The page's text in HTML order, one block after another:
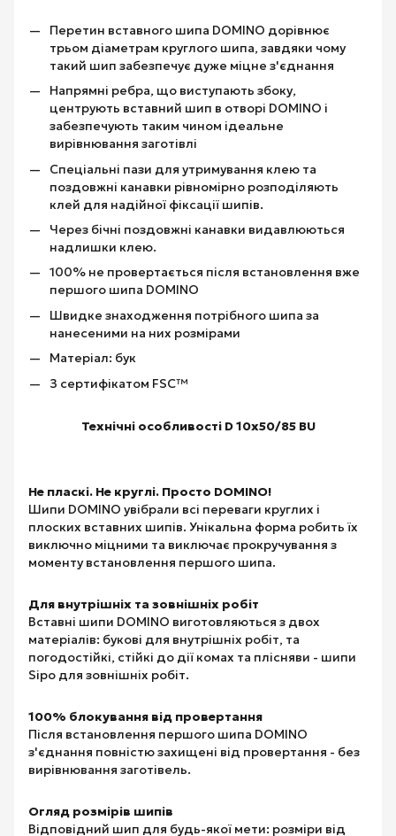
Перетин вставного шипа DOMINO дорівнює
трьом діаметрам круглого шипа, завдяки чому
такий шип забезпечує дуже міцне з'єднання
Напрямні ребра, що виступають збоку,
центрують вставний шип в отворі DOMINO і
забезпечують таким чином ідеальне
вирівнювання заготівлі
Спеціальні пази для утримування клею та
поздовжні канавки рівномірно розподіляють
клей для надійної фіксації шипів.
Через бічні поздовжні канавки видавлюються
надлишки клею.
100% не провертається після встановлення вже
першого шипа DOMINO
Швидке знаходження потрібного шипа за
нанесеними на них розмірами
Матеріал: бук
З сертифікатом FSC™
Технічні особливості D 10x50/85 BU
Не пласкі. Не круглі. Просто DOMINO!
Шипи DOMINO увібрали всі переваги круглих і
плоских вставних шипів. Унікальна форма робить їх
виключно міцними та виключає прокручування з
моменту встановлення першого шипа.
Для внутрішніх та зовнішніх робіт
Вставні шипи DOMINO виготовляються з двох
матеріалів: букові для внутрішніх робіт, та
погодостійкі, стійкі до дії комах та плісняви - шипи
Sipo для зовнішніх робіт.
100% блокування від провертання
Після встановлення першого шипа DOMINO
з'єднання повністю захищені від провертання - без
вирівнювання заготівель.
Огляд розмірів шипів
Відповідний шип для будь-якої мети: розміри від